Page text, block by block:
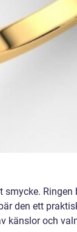
smycke.
den ett
känslor och